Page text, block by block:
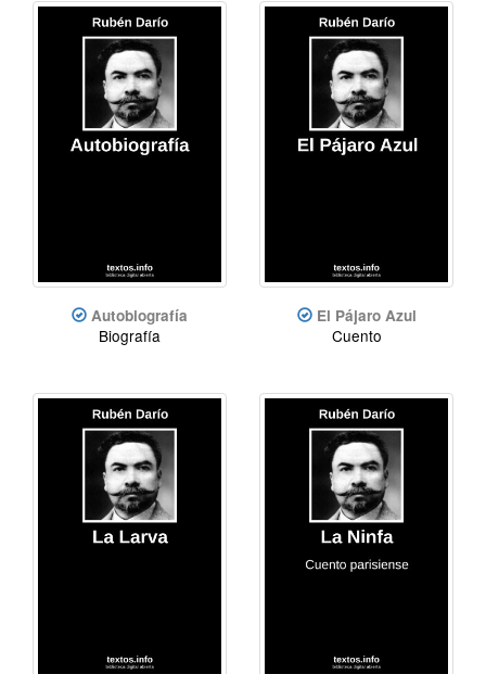
Autobiografía
Biografía
El Pájaro Azul
Cuento